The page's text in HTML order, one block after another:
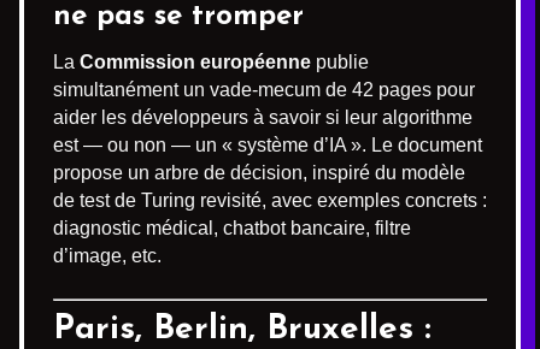
ne pas se tromper
La Commission européenne publie
simultanément un vade-mecum de 42 pages pour
aider les développeurs à savoir si leur algorithme
est — ou non — un « système d’IA ». Le document
propose un arbre de décision, inspiré du modèle
de test de Turing revisité, avec exemples concrets :
diagnostic médical, chatbot bancaire, filtre
d’image, etc.
Paris, Berlin, Bruxelles :